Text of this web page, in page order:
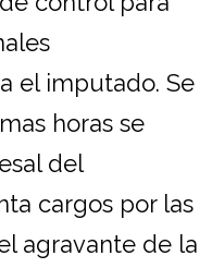
el imputado. Se
horas se
del
cargos por las
agravante de la